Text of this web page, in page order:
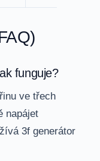
funguje?
ve třech
napájet
3f generátor